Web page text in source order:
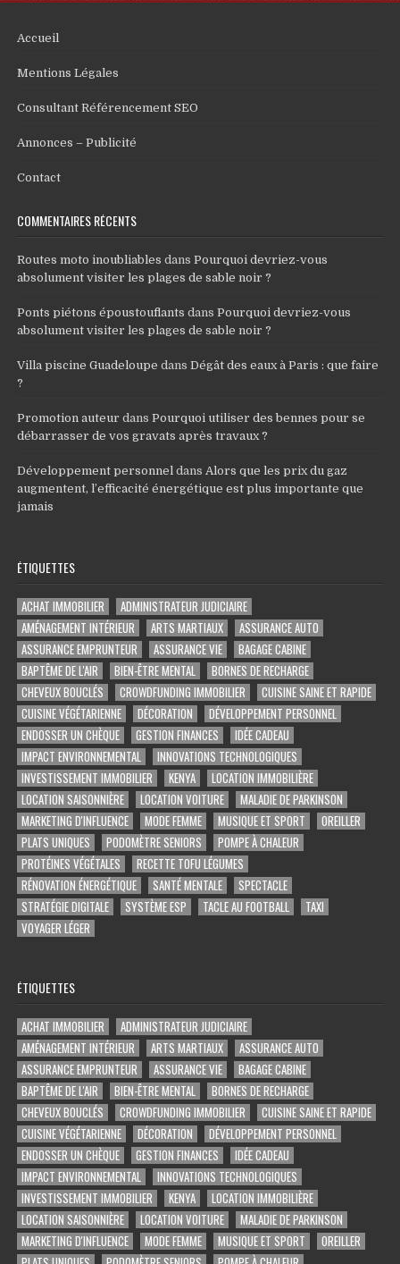
Accueil
Mentions Légales
Consultant Référencement SEO
Annonces – Publicité
Contact
COMMENTAIRES RÉCENTS
Routes moto inoubliables dansPourquoi devriez-vous
absolument visiter les plages de sable noir ?
Ponts piétons époustouflants dansPourquoi devriez-vous
absolument visiter les plages de sable noir ?
Villa piscine Guadeloupe dansDégât des eaux à Paris : que faire
?
Promotion auteur dansPourquoi utiliser des bennes pour se
débarrasser de vos gravats après travaux ?
Développement personnel dans Alors que les prix du gaz
augmentent, l’efficacité énergétique est plus importante que
jamais
ÉTIQUETTES
ACHAT IMMOBILIER
ADMINISTRATEUR JUDICIAIRE
AMÉNAGEMENT INTÉRIEUR
ARTS MARTIAUX
ASSURANCE AUTO
ASSURANCE EMPRUNTEUR
ASSURANCE VIE
BAGAGE CABINE
BAPTÊME DE L'AIR
BIEN-ÊTRE MENTAL
BORNES DE RECHARGE
CHEVEUX BOUCLÉS
CROWDFUNDING IMMOBILIER
CUISINE SAINE ET RAPIDE
CUISINE VÉGÉTARIENNE
DÉCORATION
DÉVELOPPEMENT PERSONNEL
ENDOSSER UN CHÈQUE
GESTION FINANCES
IDÉE CADEAU
IMPACT ENVIRONNEMENTAL
INNOVATIONS TECHNOLOGIQUES
INVESTISSEMENT IMMOBILIER
KENYA
LOCATION IMMOBILIÈRE
LOCATION SAISONNIÈRE
LOCATION VOITURE
MALADIE DE PARKINSON
MARKETING D'INFLUENCE
MODE FEMME MUSIQUE ET SPORT
OREILLER
PLATS UNIQUES
PODOMÈTRE SENIORS
POMPE À CHALEUR
PROTÉINES VÉGÉTALES
RECETTE TOFU LÉGUMES
RÉNOVATION ÉNERGÉTIQUE
SANTÉ MENTALE
SPECTACLE
STRATÉGIE DIGITALE
SYSTÈME ESP TACLE AU FOOTBALL
TAXI
VOYAGER LÉGER
ÉTIQUETTES
ACHAT IMMOBILIER
ADMINISTRATEUR JUDICIAIRE
AMÉNAGEMENT INTÉRIEUR
ARTS MARTIAUX
ASSURANCE AUTO
ASSURANCE EMPRUNTEUR
ASSURANCE VIE
BAGAGE CABINE
BAPTÊME DE L'AIR
BIEN-ÊTRE MENTAL
BORNES DE RECHARGE
CHEVEUX BOUCLÉS
CROWDFUNDING IMMOBILIER
CUISINE SAINE ET RAPIDE
CUISINE VÉGÉTARIENNE
DÉCORATION
DÉVELOPPEMENT PERSONNEL
ENDOSSER UN CHÈQUE
GESTION FINANCES
IDÉE CADEAU
IMPACT ENVIRONNEMENTAL
INNOVATIONS TECHNOLOGIQUES
INVESTISSEMENT IMMOBILIER
KENYA
LOCATION IMMOBILIÈRE
LOCATION SAISONNIÈRE
LOCATION VOITURE
MALADIE DE PARKINSON
MARKETING D'INFLUENCE
MODE FEMME MUSIQUE ET SPORT
OREILLER